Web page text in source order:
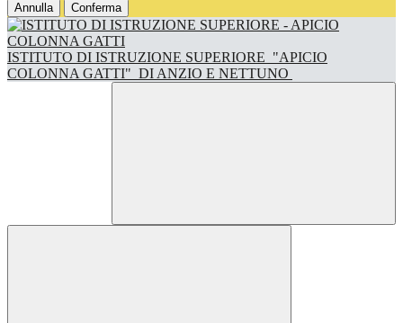
Annulla Conferma
ISTITUTO DI ISTRUZIONE SUPERIORE "APICIO
COLONNA GATTI" DI ANZIO E NETTUNO